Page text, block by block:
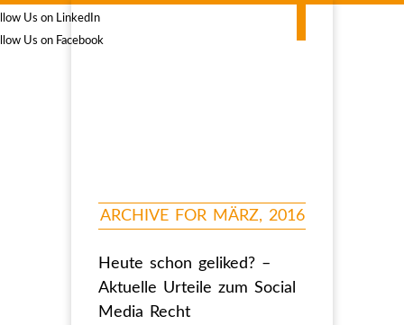
ARCHIVE FOR MÄRZ, 2016
Heute schon geliked? –
Aktuelle Urteile zum Social
Media Recht